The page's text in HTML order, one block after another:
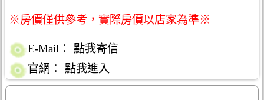
※房價僅供參考，實際房價以店家為準※
E-Mail：
點我寄信
官網：
點我進入